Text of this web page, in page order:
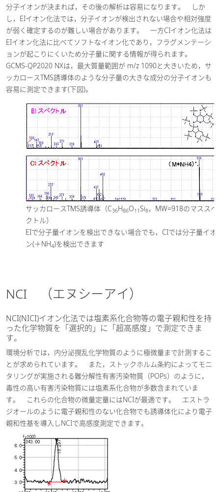
分子イオンが決まれば，その後の解析は容易になります。 しか
し，EIイオン化法では，分子イオンが検出されない場合や相対強度
が弱く確定するのが難しい場合があります。 一方CIイオン化法は
EIイオン化法に比べてソフトなイオン化であり，フラグメンテーシ
ョンが起こりにくいため分子量に関する情報が得られます。
GCMS-QP2020 NXは，最大質量範囲が m/z 1090と大きいため，サ
ッカロースTMS誘導体のような分子量の大きな成分の分子イオンも
容易に測定できます(下図)。
サッカロースTMS誘導体（C36H86O11Si8，MW=918のマススペ
クトル）
EIで分子量イオンを検出できない場合でも，CIでは分子量イオ
ン(＋NH4)を検出できます
NCI （エヌシーアイ）
NCI(NICI)イオン化法では塩素系化合物等の電子親和性を持
った化学物質を「選択的」に「超高感度」で測定できま
す。
環境分析では，内分泌撹乱化学物質のように極微量まで計測するこ
とが求められています。 また，ストックホルム条約によってモニ
タリングが実施される難分解性有害汚染物質（POPs）のように，
毒性の高い有害汚染物質には塩素系化合物が多数含まれていま
す。 これらの化合物の微量定量にはNCIが最適です。 エストラ
ジオールのように電子親和性のない化合物でも誘導体化により電子
親和性基を導入しNCIで高感度測定できます。